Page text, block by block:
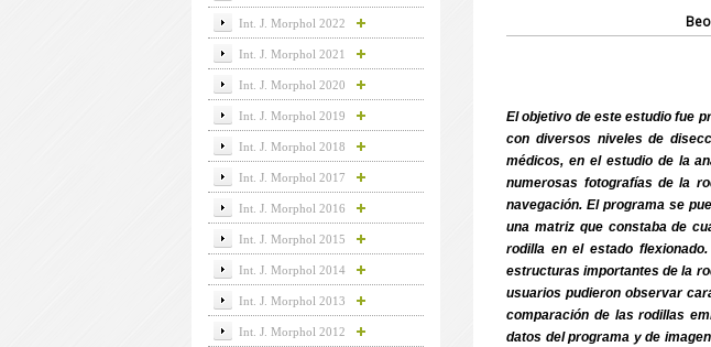
El objetivo de este estudio fue
con diversos niveles de
médicos, en el estudio de la
numerosas fotografías de la
navegación. El programa se
una matriz que constaba de
rodilla en el estado
estructuras importantes de la
usuarios pudieron observar
comparación de las rodillas
datos del programa y de
Int. J. Morphol 2022
Int. J. Morphol 2021
Int. J. Morphol 2020
Int. J. Morphol 2019
Int. J. Morphol 2018
Int. J. Morphol 2017
Int. J. Morphol 2016
Int. J. Morphol 2015
Int. J. Morphol 2014
Int. J. Morphol 2013
Int. J. Morphol 2012